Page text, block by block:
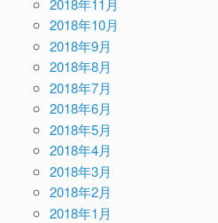
2018年11月
2018年10月
2018年9月
2018年8月
2018年7月
2018年6月
2018年5月
2018年4月
2018年3月
2018年2月
2018年1月